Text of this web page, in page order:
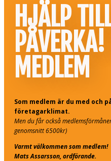
HJÄLP
PÅVERKA!
MEDLEM
Som medlem är du med
företagarklimat.
Men du får också
genomsnitt 6500kr)
Varmt välkommen som medlem!
Mats Assarsson, ordförande.